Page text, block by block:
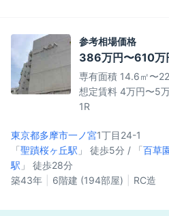
参考相場価格
386万円〜610万
専有面積 14.6㎡〜
想定賃料 4万円〜5
1R
東京都多摩市一ノ宮1丁目24-1
「 聖蹟桜ヶ丘駅 」 徒歩5分 / 「 百草
駅 」 徒歩28分
築43年
6階建 (194部屋) RC造